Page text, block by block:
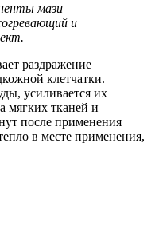
мази
и
раздражение
клетчатки.
усиливается их
мягких тканей и
после применения
в месте применения,